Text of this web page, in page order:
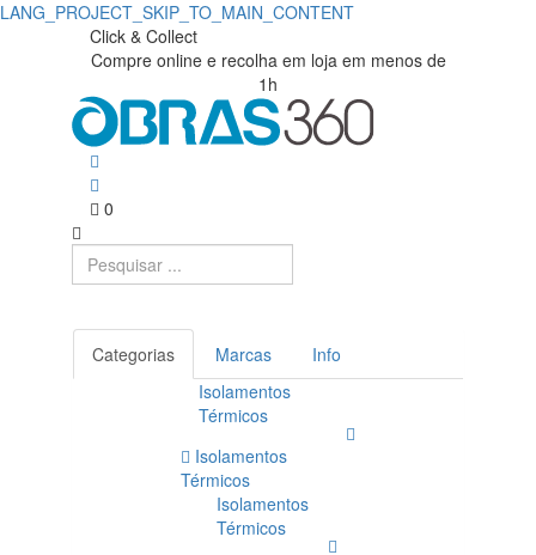
LANG_PROJECT_SKIP_TO_MAIN_CONTENT
Click & Collect
Compre online e recolha em loja em menos de
1h
0
Categorias Marcas
Info
Isolamentos
Térmicos
Isolamentos
Térmicos
Isolamentos
Térmicos